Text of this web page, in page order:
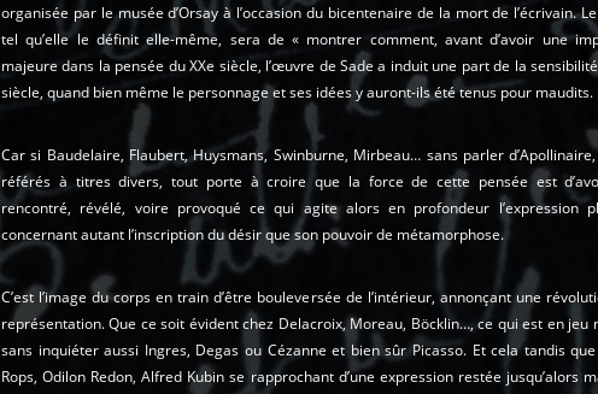
organisée par le musée d’Orsay à l’occasion du bicentenaire de la mort de l’écrivain.
tel qu’elle le définit elle-même, sera de « montrer comment, avant d’avoir une
majeure dans la pensée du XXe siècle, l’œuvre de Sade a induit une part de la
siècle, quand bien même le personnage et ses idées y auront-ils été tenus pour maudits.
Car si Baudelaire, Flaubert, Huysmans, Swinburne, Mirbeau… sans parler d’Apollinaire,
référés à titres divers, tout porte à croire que la force de cette pensée est
rencontré, révélé, voire provoqué ce qui agite alors en profondeur l’expression
concernant autant l’inscription du désir que son pouvoir de métamorphose.
C’est l’image du corps en train d’être bouleversée de l’intérieur, annonçant une
représentation. Que ce soit évident chez Delacroix, Moreau, Böcklin…, ce qui est en jeu
sans inquiéter aussi Ingres, Degas ou Cézanne et bien sûr Picasso. Et cela tandis
Rops, Odilon Redon, Alfred Kubin se rapprochant d’une expression restée jusqu’alors